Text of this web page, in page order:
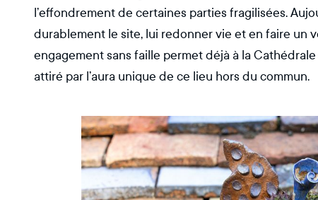
l’effondrement de certaines parties fragilisées.
durablement le site, lui redonner vie et en faire un
engagement sans faille permet déjà à la
attiré par l’aura unique de ce lieu hors du commun.